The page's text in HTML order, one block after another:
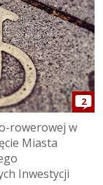
2
rowerowej w
Miasta
Inwestycji